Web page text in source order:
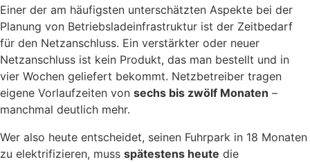
Einer der am häufigsten unterschätzten Aspekte bei der
Planung von Betriebsladeinfrastruktur ist der Zeitbedarf
für den Netzanschluss. Ein verstärkter oder neuer
Netzanschluss ist kein Produkt, das man bestellt und in
vier Wochen geliefert bekommt. Netzbetreiber tragen
eigene Vorlaufzeiten von sechs bis zwölf Monaten –
manchmal deutlich mehr.
Wer also heute entscheidet, seinen Fuhrpark in 18 Monaten
zu elektrifizieren, muss spätestens heute die